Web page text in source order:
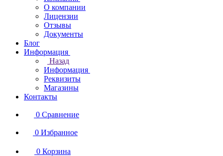
О компании
Лицензии
Отзывы
Документы
Блог
Информация
Назад
Информация
Реквизиты
Магазины
Контакты
0 Сравнение
0 Избранное
0 Корзина